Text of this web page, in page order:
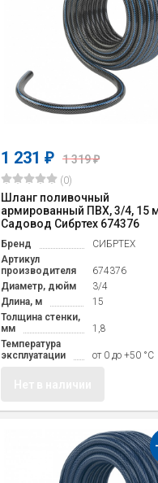
1 231 ₽ 1 319₽
(0)
Шланг поливочный
армированный ПВХ, 3/4, 15
Садовод Сибртех 674376
Бренд
СИБРТЕХ
Артикул
производителя
674376
Диаметр, дюйм
3/4
Длина, м
15
Толщина стенки,
мм
1,8
Температура
эксплуатации
от 0 до +50 °С